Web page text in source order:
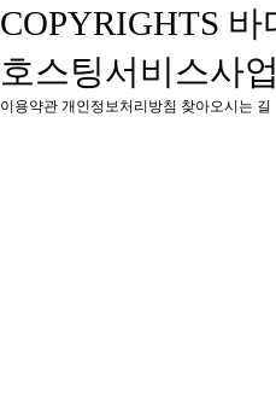
COPYRIGHTS
호스팅서비스사
이용약관 개인정보처리방침 찾아오시는 길